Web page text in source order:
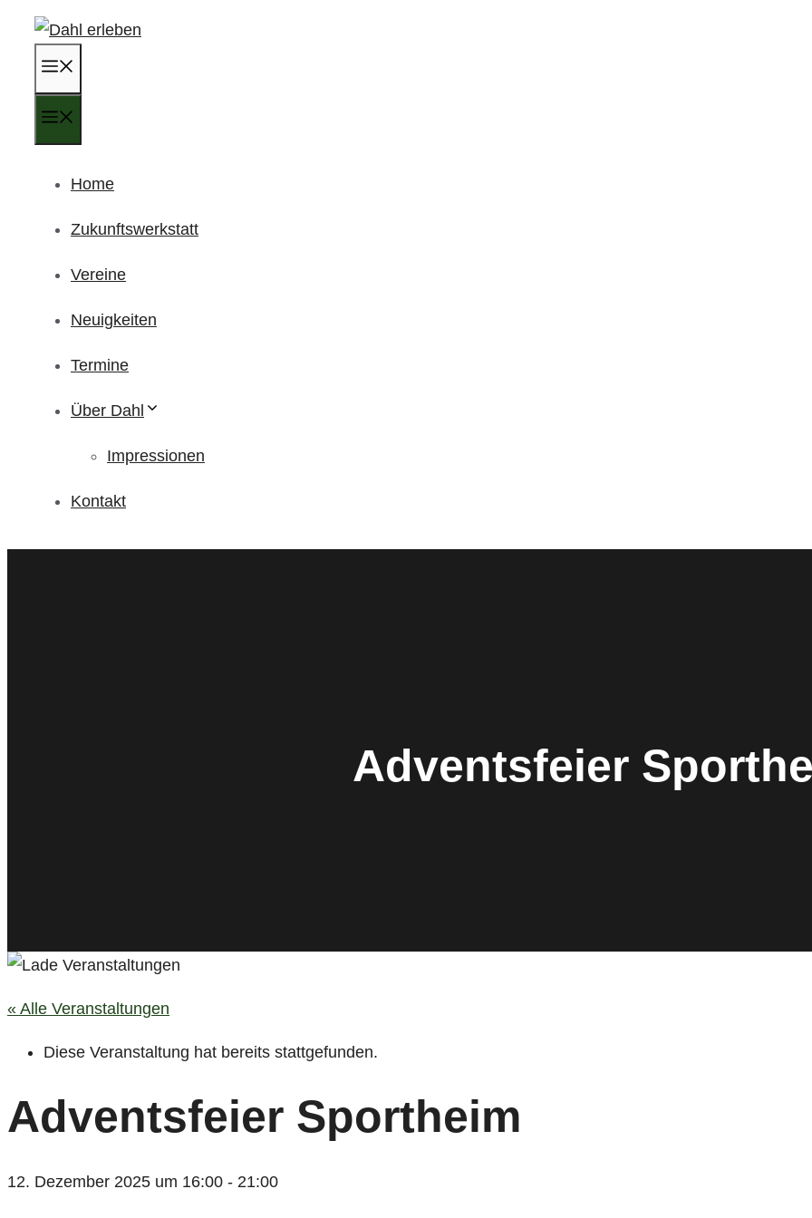
Zum
Inhalt
springen
Home
Zukunftswerkstatt
Vereine
Neuigkeiten
Termine
Über Dahl
Impressionen
Kontakt
Adventsfeier
« Alle Veranstaltungen
Diese Veranstaltung hat bereits stattgefunden.
Adventsfeier Sportheim
12. Dezember 2025 um 16:00 - 21:00